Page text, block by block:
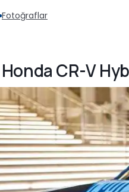
Fotoğraflar
CR-V